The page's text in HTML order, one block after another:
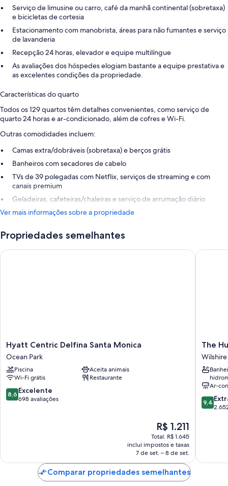
Serviço de limusine ou carro, café da manhã continental (sobretaxa)
e bicicletas de cortesia
Estacionamento com manobrista, áreas para não fumantes e serviço
de lavanderia
Recepção 24 horas, elevador e equipe multilíngue
As avaliações dos hóspedes elogiam bastante a equipe prestativa e
as excelentes condições da propriedade.
Características do quarto
Todos os 129 quartos têm detalhes convenientes, como serviço de
quarto 24 horas e ar-condicionado, além de cofres e Wi-Fi.
Outras comodidades incluem:
Camas extra/dobráveis (sobretaxa) e berços grátis
Banheiros com secadores de cabelo
TVs de 39 polegadas com Netflix, serviços de streaming e com
canais premium
Geladeiras, cafeteiras/chaleiras e serviço de arrumação diário
Ver mais informações sobre a propriedade
Propriedades semelhantes
Hyatt
Centric
Delfina
Santa
Monica
Ocean
Park
Hyatt Centric Delfina Santa Monica
Ocean Park
Piscina
Aceita animais
Wi-Fi grátis
Restaurante
8.6
de
8,6 Excelente
698 avaliações
O
preço
é
de
R$ 1.211
R$ 1.211
Total: R$ 1.645
inclui impostos e taxas
7 de set. – 8 de set.
Hyatt Centric Delfina Santa Monica
The
Huntley
Hotel
Wilshire
The
Ar-
9.4
de
9,4
The
Comparar propriedades semelhantes